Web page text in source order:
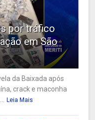
por tráfico
em São
da Baixada após
crack e maconha
Leia Mais